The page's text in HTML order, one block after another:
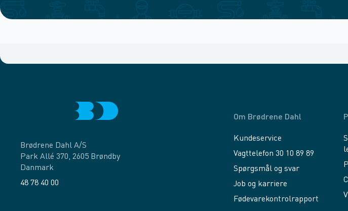
Brødrene Dahl A/S
Park Allé 370, 2605 Brøndby
Danmark
48 78 40 00
Om Brødrene Dahl
Kundeservice
Vagttelefon 30 10 89 89
Spørgsmål og svar
Job og karriere
Fødevarekontrolrapport